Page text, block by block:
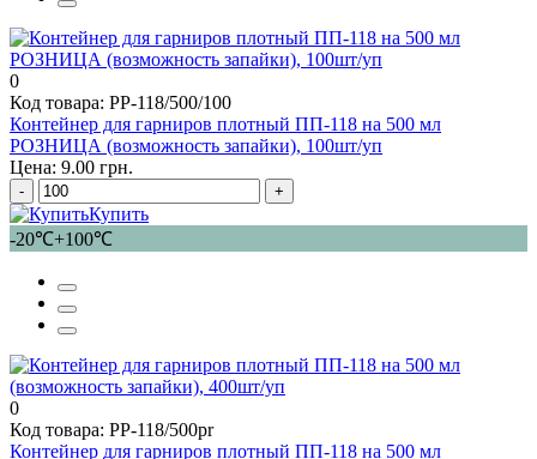
0
Код товара: PP-118/500/100
Контейнер для гарниров плотный ПП-118 на 500 мл
РОЗНИЦА (возможность запайки), 100шт/уп
Цена: 9.00 грн.
- +
Купить
-20℃+100℃
0
Код товара: PP-118/500pr
Контейнер для гарниров плотный ПП-118 на 500 мл